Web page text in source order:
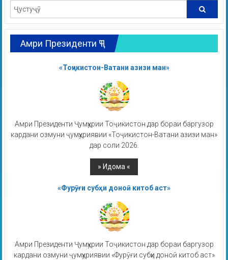
Амри Президенти ҶТ
«Тоҷикистон-Ватани азизи ман»
Амри Президенти Ҷумҳурии Тоҷикистон дар бораи баргузор
кардани озмуни ҷумҳуриявии «Тоҷикистон-Ватани азизи ман»
дар соли 2026.
«Фурӯғи субҳи доноӣ китоб аст»
Амри Президенти Ҷумҳурии Тоҷикистон дар бораи баргузор
кардани озмуни ҷумҳуриявии «Фурӯғи субҳи доноӣ китоб аст»